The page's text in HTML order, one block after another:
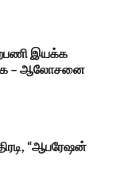
இயக்க
– ஆலோசனை
“ஆபரேஷன்